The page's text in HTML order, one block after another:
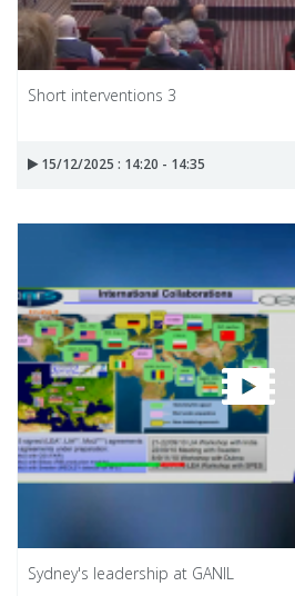
Short interventions 3
15/12/2025 : 14:20 - 14:35
Sydney's leadership at GANIL